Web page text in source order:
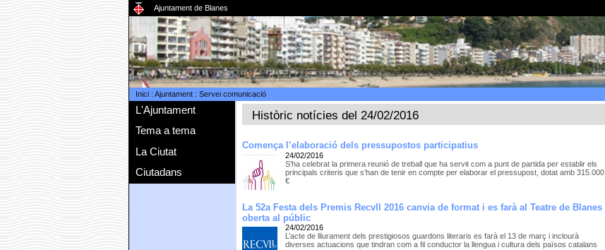
Ajuntament de Blanes
Inici: Ajuntament: Servei comunicació
L'Ajuntament
Tema a tema
La Ciutat
Ciutadans
Històric notícies del 24/02/2016
Comença l’elaboració dels pressupostos participatius
24/02/2016
S’ha celebrat la primera reunió de treball que ha servit com a punt de partida per establir els
principals criteris que s’han de tenir en compte per elaborar el pressupost, dotat amb 315.000
€
La 52a Festa dels Premis Recvll 2016 canvia de format i es farà al Teatre de Blanes
oberta al públic
24/02/2016
L’acte de lliurament dels prestigiosos guardons literaris es farà el 13 de març i inclourà
diverses actuacions que tindran com a fil conductor la llengua i cultura dels països catalans